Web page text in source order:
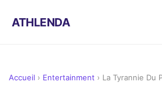
ATHLENDA
Accueil › Entertainment › La Tyrannie Du